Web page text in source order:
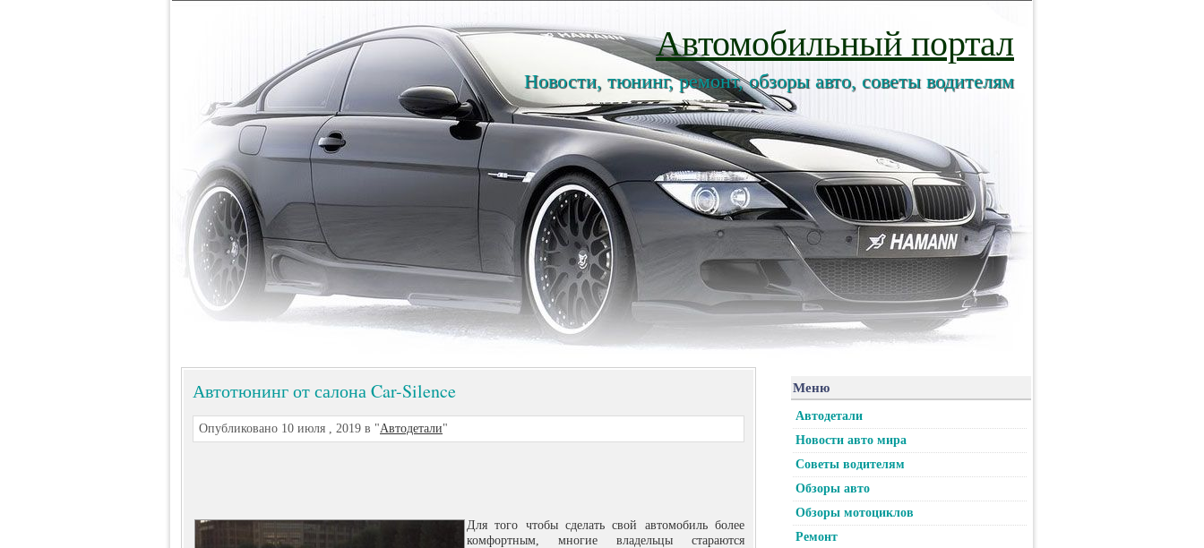
Автомобильный портал
Новости, тюнинг, ремонт, обзоры авто, советы водителям
Автотюнинг от салона Car-Silence
Опубликовано 10 июля , 2019 в "Автодетали"
Для того чтобы сделать свой автомобиль более
комфортным, многие владельцы стараются
Меню
Автодетали
Новости авто мира
Советы водителям
Обзоры авто
Обзоры мотоциклов
Ремонт